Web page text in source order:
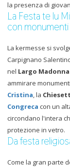
la presenza di
La Festa te lu
con
La kermesse si
Carpignano
nel Largo
ammirare
Cristina, la
Congreca con un
circondano l'intera
protezione in vetro.
Da festa
Come la gran parte